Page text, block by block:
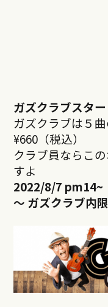
ガズクラブスター
ガズクラブは５
¥660（税込）
クラブ員ならこ
すよ
2022/8/7 pm14~
～ ガズクラブ内